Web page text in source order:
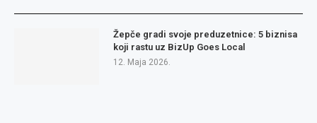
Žepče gradi svoje preduzetnice: 5 biznisa
koji rastu uz BizUp Goes Local
12. Maja 2026.